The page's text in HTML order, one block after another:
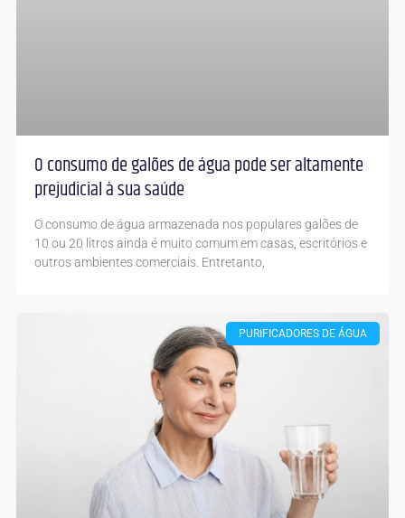
O consumo de galões de água pode ser altamente
prejudicial à sua saúde
O consumo de água armazenada nos populares galões de
10 ou 20 litros ainda é muito comum em casas, escritórios e
outros ambientes comerciais. Entretanto,
PURIFICADORES DE ÁGUA